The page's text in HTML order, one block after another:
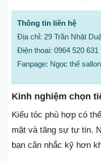
Thông tin liên hệ
Địa chỉ: 29 Trần Nhật
Điện thoại: 0964 520 631
Fanpage: Ngọc thế sallon
Kinh nghiệm chọn
Kiểu tóc phù hợp có
mặt và tăng sự tự tin.
bạn cân nhắc kỹ hơn